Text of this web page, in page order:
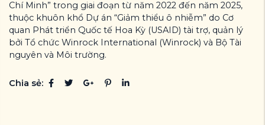
Chí Minh” trong giai đoạn từ năm 2022 đến năm 2025,
thuộc khuôn khổ Dự án “Giảm thiểu ô nhiễm” do Cơ
quan Phát triển Quốc tế Hoa Kỳ (USAID) tài trợ, quản lý
bởi Tổ chức Winrock International (Winrock) và Bộ Tài
nguyên và Môi trường.
Chia sẻ: